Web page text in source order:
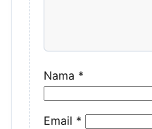
Nama *
Email *